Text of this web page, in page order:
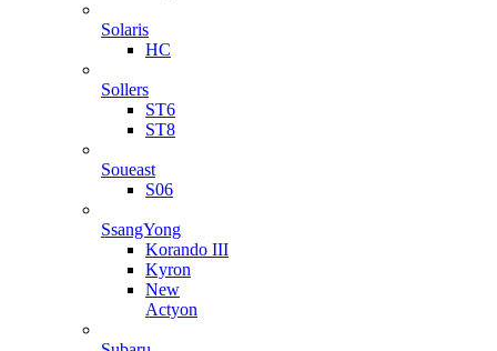
Solaris
HC
Sollers
ST6
ST8
Soueast
S06
SsangYong
Korando III
Kyron
New
Actyon